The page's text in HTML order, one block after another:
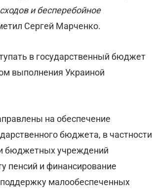
и бесперебойное
Сергей Марченко.
в государственный бюджет
выполнения Украиной
на обеспечение
бюджета, в частности
и бюджетных учреждений
пенсий и финансирование
малообеспеченных